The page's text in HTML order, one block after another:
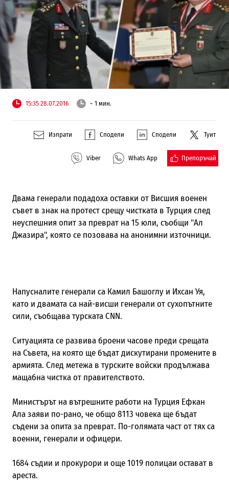
15:35 28.07.2016 ~ 1 мин.
Изпрати Сподели Сподели Туит
Viber Whats App Препоръчай
Двама генерали подадоха оставки от Висшия военен
съвет в знак на протест срещу чистката в Турция след
неуспешния опит за преврат на 15 юли, съобщи "Ал
Джазира", която се позовава на анонимни източници.
Напусналите генерали са Камил Башоглу и Ихсан Уя,
като и двамата са най-висши генерали от сухопътните
сили, съобщава турскатаCNN.
Ситуацията се развива броени часове преди срещата
на Съвета, на която ще бъдат дискутирани промените в
армията. След метежа в турските войски продължава
мащабна чистка от правителството.
Министърът на вътрешните работи на Турция Ефкан
Алазаяви по-рано, че общо 8113 човека ще бъдат
съдени за опита за преврат. По-голямата частот тях са
военни, генерали и офицери.
1684 съдии и прокурори и още 1019 полицаи остават в
ареста.